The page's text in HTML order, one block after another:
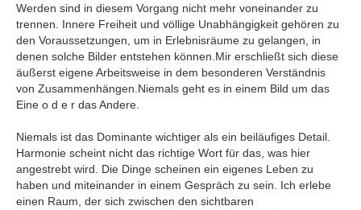
Werden sind in diesem Vorgang nicht mehr voneinander zu
trennen. Innere Freiheit und völlige Unabhängigkeit gehören zu
den Voraussetzungen, um in Erlebnisräume zu gelangen, in
denen solche Bilder entstehen können.Mir erschließt sich diese
äußerst eigene Arbeitsweise in dem besonderen Verständnis
von Zusammenhängen.Niemals geht es in einem Bild um das
Eine o d e r das Andere.
Niemals ist das Dominante wichtiger als ein beiläufiges Detail.
Harmonie scheint nicht das richtige Wort für das, was hier
angestrebt wird. Die Dinge scheinen ein eigenes Leben zu
haben und miteinander in einem Gespräch zu sein. Ich erlebe
einen Raum, der sich zwischen den sichtbaren